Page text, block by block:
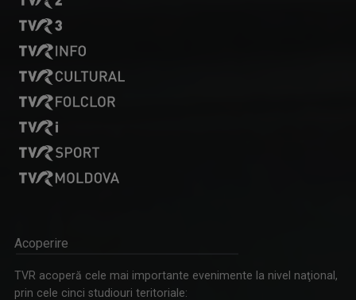
Acoperire
TVR acoperă cele mai importante evenimente la nivel naţional,
prin cele cinci studiouri teritoriale: